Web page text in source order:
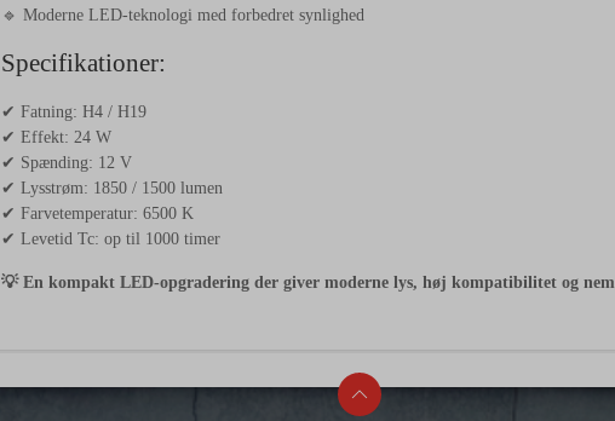
🔹 Moderne LED-teknologi med forbedret synlighed
Specifikationer:
✔ Fatning: H4 / H19
✔ Effekt: 24 W
✔ Spænding: 12 V
✔ Lysstrøm: 1850 / 1500 lumen
✔ Farvetemperatur: 6500 K
✔ Levetid Tc: op til 1000 timer
💡 En kompakt LED-opgradering der giver moderne lys, høj kompatibilitet og nem